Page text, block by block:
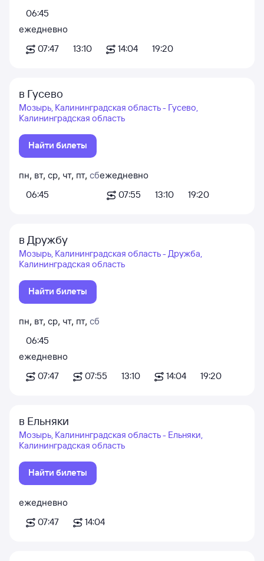
06:45
ежедневно
07:47
13:10 14:04 19:20
в Гусево
Мозырь, Калининградская область - Гусево,
Калининградская область
Найти билеты
пн, вт, ср, чт, пт, сб
06:45
ежедневно
07:55
13:10 19:20
в Дружбу
Мозырь, Калининградская область - Дружба,
Калининградская область
Найти билеты
пн, вт, ср, чт, пт, сб
06:45
ежедневно
07:47
07:55 13:10 14:04 19:20
в Ельняки
Мозырь, Калининградская область - Ельняки,
Калининградская область
Найти билеты
ежедневно
07:47
14:04